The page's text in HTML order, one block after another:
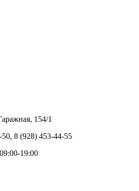
154/1
8 (928) 453-44-55
19:00